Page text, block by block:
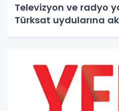
Televizyon ve radyo
Türksat uydularına